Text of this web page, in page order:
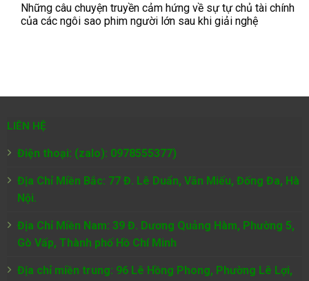
Những câu chuyện truyền cảm hứng về sự tự chủ tài chính
của các ngôi sao phim người lớn sau khi giải nghệ
LIÊN HỆ
Điện thoại: (zalo): 0978555377)
Địa Chỉ Miền Bắc: 77 Đ. Lê Duẩn, Văn Miếu, Đống Đa, Hà
Nội.
Địa Chỉ Miền Nam: 39 Đ. Dương Quảng Hàm, Phường 5,
Gò Vấp, Thành phố Hồ Chí Minh
Địa chỉ miền trung: 96 Lê Hồng Phong, Phường Lê Lợi,